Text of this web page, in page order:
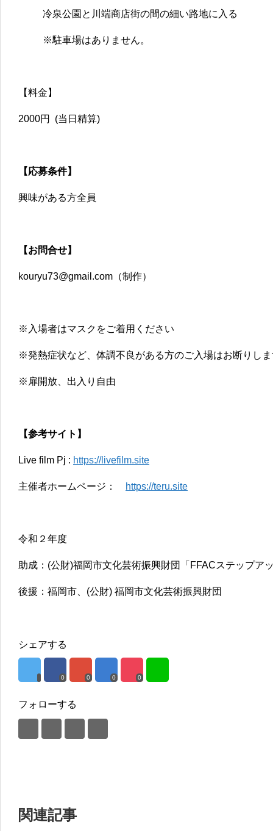
冷泉公園と川端商店街の間の細い路地に入る
※駐車場はありません。
【料金】
2000円 (当日精算)
【応募条件】
興味がある方全員
【お問合せ】
kouryu73@gmail.com（制作）
※入場者はマスクをご着用ください
※発熱症状など、体調不良がある方のご入場はお断りし
​※扉開放、出入り自由
【参考サイト】
Live film Pj : https://livefilm.site
主催者ホームページ： https://teru.site
令和２年度
助成：(公財)福岡市文化芸術振興財団「FFACステップア
後援：福岡市、(公財) 福岡市文化芸術振興財団
シェアする
0 0 0 0
フォローする
関連記事